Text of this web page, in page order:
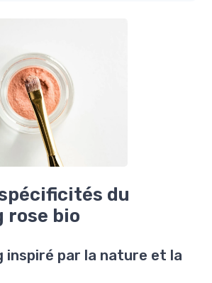
du
rose bio
inspiré par la nature et la